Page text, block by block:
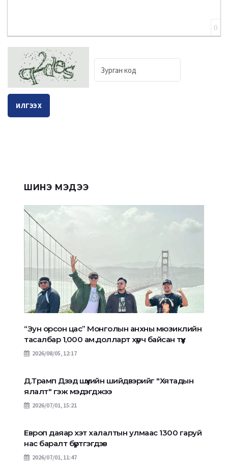
0
ИЛГЭЭХ
ШИНЭ МЭДЭЭ
“Зун орсон цас” Монголын анхны мюзиклийн
тасалбар 1,000 ам.долларт хүрч байсан түүх
2026/08/05, 12:17
Д.Трамп Дээд шүүхийн шийдвэрийг "Хятадын
ялалт" гэж мэдэгджээ
2026/07/01, 15:21
Европ даяар хэт халалтын улмаас 1300 гаруй
нас баралт бүртгэгдэв
2026/07/01, 11:47